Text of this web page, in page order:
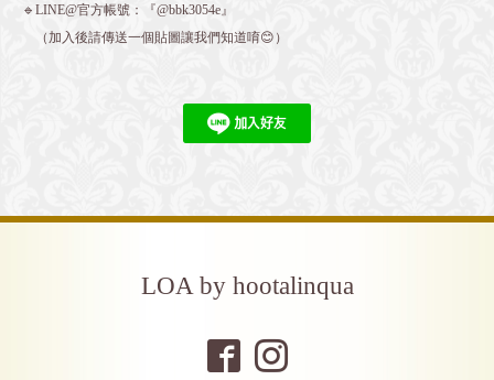
🔹LINE@官方帳號：『@bbk3054e』
（加入後請傳送一個貼圖讓我們知道唷😊）
LOA by hootalinqua